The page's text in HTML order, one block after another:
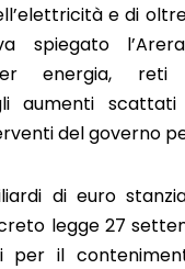
e di
spiegato
energia, reti
aumenti
del governo
di euro
legge 27
per il